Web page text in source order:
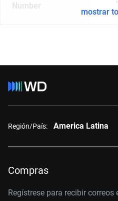
Number
mostrar
Región/País: America Latina
Compras
Regístrese para recibir correos